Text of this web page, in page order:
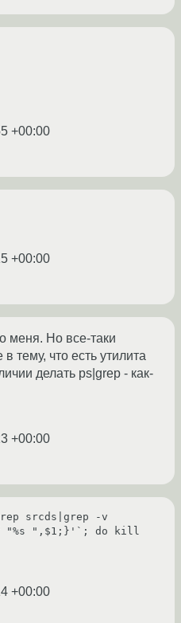
+00:00
+00:00
меня. Но все-таки
тему, что есть утилита
делать ps|grep - как-
+00:00
srcds|grep -v
"%s ",$1;}'`; do kill
+00:00